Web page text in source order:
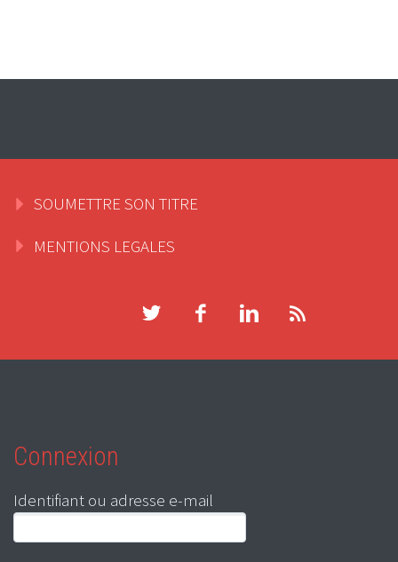
SOUMETTRE SON TITRE
MENTIONS LEGALES
Connexion
Identifiant ou adresse e-mail